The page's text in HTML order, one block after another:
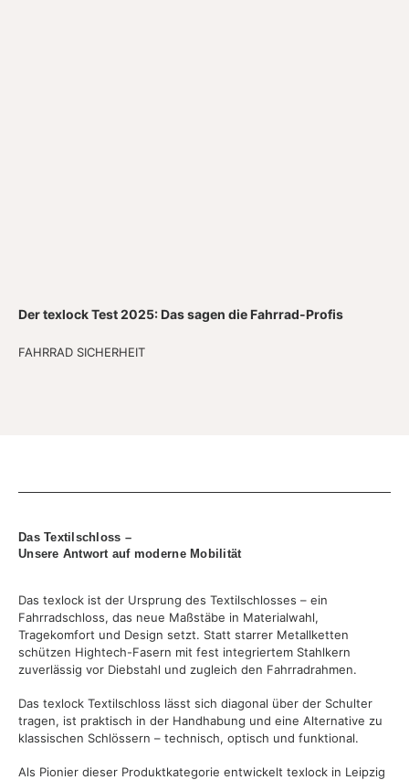
Der texlock Test 2025: Das sagen die Fahrrad-Profis
FAHRRAD SICHERHEIT
Das Textilschloss –
Unsere Antwort auf moderne Mobilität
Das texlock ist der Ursprung des Textilschlosses – ein
Fahrradschloss, das neue Maßstäbe in Materialwahl,
Tragekomfort und Design setzt. Statt starrer Metallketten
schützen Hightech-Fasern mit fest integriertem Stahlkern
zuverlässig vor Diebstahl und zugleich den Fahrradrahmen.
Das texlock Textilschloss lässt sich diagonal über der Schulter
tragen, ist praktisch in der Handhabung und eine Alternative zu
klassischen Schlössern – technisch, optisch und funktional.
Als Pionier dieser Produktkategorie entwickelt texlock in Leipzig